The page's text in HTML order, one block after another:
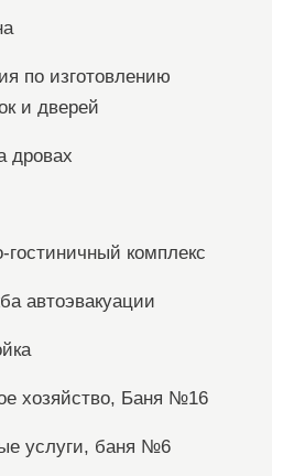
по изготовлению
и дверей
дровах
гостиничный комплекс
автоэвакуации
хозяйство, Баня №16
услуги, баня №6